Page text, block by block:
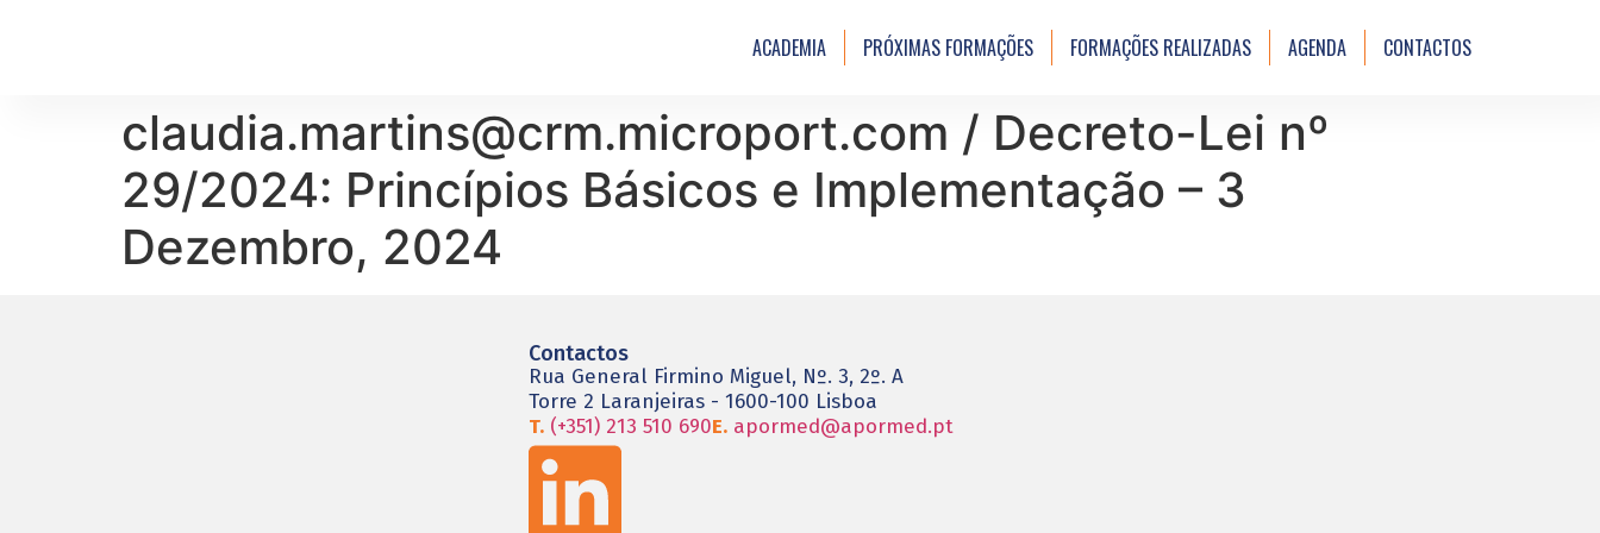
ACADEMIA PRÓXIMAS FORMAÇÕES FORMAÇÕES REALIZADAS AGENDA CONTACTOS
claudia.martins@crm.microport.com / Decreto-Lei nº
29/2024: Princípios Básicos e Implementação – 3
Dezembro, 2024
Contactos
Rua General Firmino Miguel, Nº. 3, 2º. A
Torre 2 Laranjeiras - 1600-100 Lisboa
T. (+351) 213 510 690E. apormed@apormed.pt